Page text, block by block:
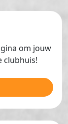
om jouw
clubhuis!